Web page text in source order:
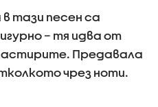
тази песен са
– тя идва от
Предавала
чрез ноти.